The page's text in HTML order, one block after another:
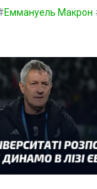
Еммануель Макрон